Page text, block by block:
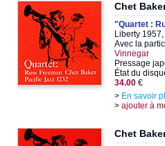
Chet
"Quartet :
Liberty
Avec la
Vinnegar
Pressage
État du
34.00 €
> En savoir
> ajouter à
Chet